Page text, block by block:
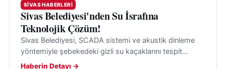
SIVAS HABERLERI
Sivas Belediyesi'nden Su İsrafına
Teknolojik Çözüm!
Sivas Belediyesi, SCADA sistemi ve akustik dinleme
yöntemiyle şebekedeki gizli su kaçaklarını tespit
ederek su kayıplarının önüne geçiyor.
Haberin Detayı →